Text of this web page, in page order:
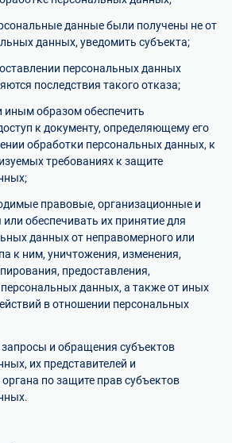
данные были получены не от
данных, уведомить субъекта;
персональных данных
последствия такого отказа;
иным образом обеспечить
к документу, определяющему его
обработки персональных данных, к
требованиях к защите
правовые, организационные и
обеспечивать их принятие для
данных от неправомерного или
к ним, уничтожения, изменения,
предоставления,
данных, а также от иных
в отношении персональных
и обращения субъектов
их представителей и
по защите прав субъектов